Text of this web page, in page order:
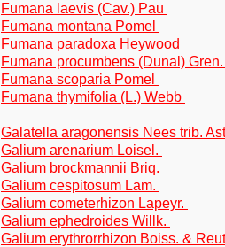
Fumana laevis (Cav.) Pau
Fumana montana Pomel
Fumana paradoxa Heywood
Fumana procumbens (Dunal)
Fumana scoparia Pomel
Fumana thymifolia (L.) Webb
Galatella aragonensis Nees trib.
Galium arenarium Loisel.
Galium brockmannii Briq.
Galium cespitosum Lam.
Galium cometerhizon Lapeyr.
Galium ephedroides Willk.
Galium erythrorrhizon Boiss. &